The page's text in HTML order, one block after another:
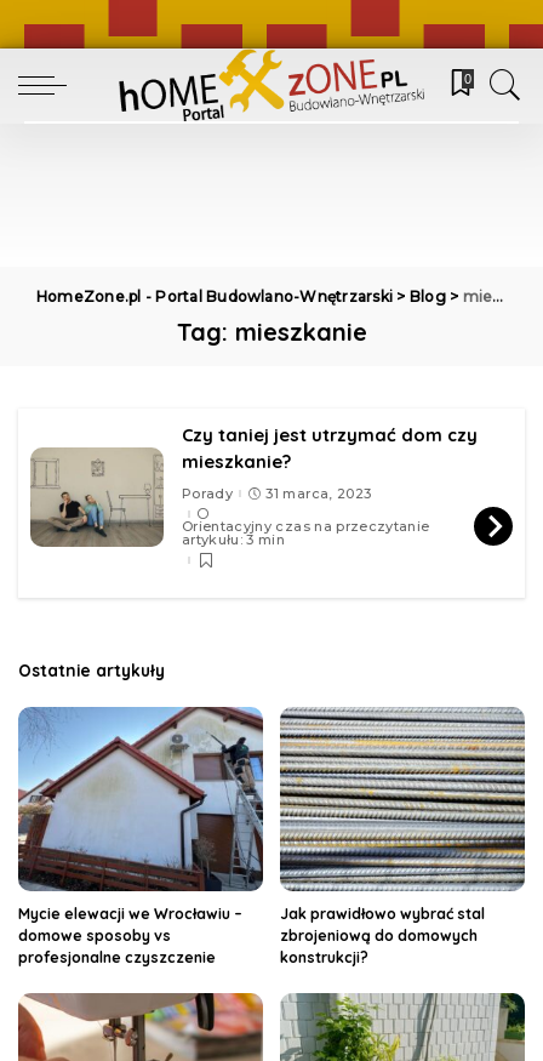
0
HomeZone.pl - Portal Budowlano-Wnętrzarski > Blog> mieszkanie
Tag: mieszkanie
Czy taniej jest utrzymać dom czy
mieszkanie?
Porady
31 marca, 2023
Orientacyjny czas na przeczytanie
artykułu: 3 min
Ostatnie artykuły
Mycie elewacji we Wrocławiu –
domowe sposoby vs
profesjonalne czyszczenie
Jak prawidłowo wybrać stal
zbrojeniową do domowych
konstrukcji?